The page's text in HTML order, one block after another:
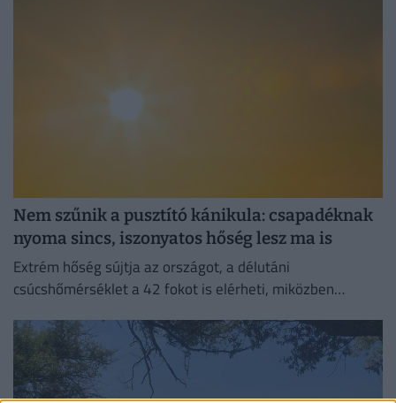
Nem szűnik a pusztító kánikula: csapadéknak
nyoma sincs, iszonyatos hőség lesz ma is
Extrém hőség sújtja az országot, a délutáni
csúcshőmérséklet a 42 fokot is elérheti, miközben